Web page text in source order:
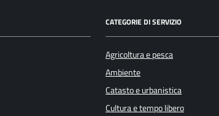
CATEGORIE DI SERVIZIO
Agricoltura e pesca
Ambiente
Catasto e urbanistica
Cultura e tempo libero